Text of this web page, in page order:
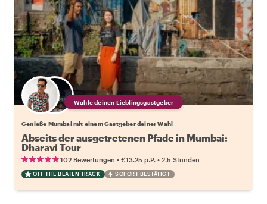
Wähle deinen Lieblingsgastgeber
Genieße Mumbai mit einem Gastgeber deiner Wahl
Abseits der ausgetretenen Pfade in Mumbai:
Dharavi Tour
102 Bewertungen • €13.25 p.P. • 2.5 Stunden
OFF THE BEATEN TRACK SOFORT BESTÄTIGT